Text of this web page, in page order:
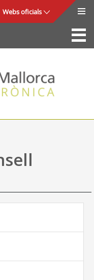
Webs oficials
La Seu
Consell de Mallorca
Accés i seguretat
Utilitats
Ajuda